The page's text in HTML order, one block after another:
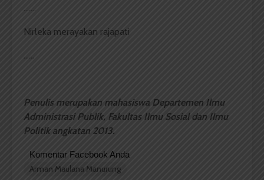
…….
Nirleka merayakan rajapati
……
Penulis merupakan mahasiswa Departemen Ilmu
Administrasi Publik, Fakultas Ilmu Sosial dan Ilmu
Politik angkatan 2013.
Komentar Facebook Anda
Arman Maulana Manurung